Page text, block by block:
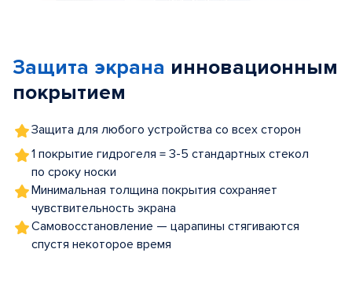
5
Защита экрана инновационным
покрытием
Защита для любого устройства со всех сторон
1 покрытие гидрогеля = 3-5 стандартных стекол
по сроку носки
Минимальная толщина покрытия сохраняет
чувствительность экрана
Самовосстановление — царапины стягиваются
спустя некоторое время